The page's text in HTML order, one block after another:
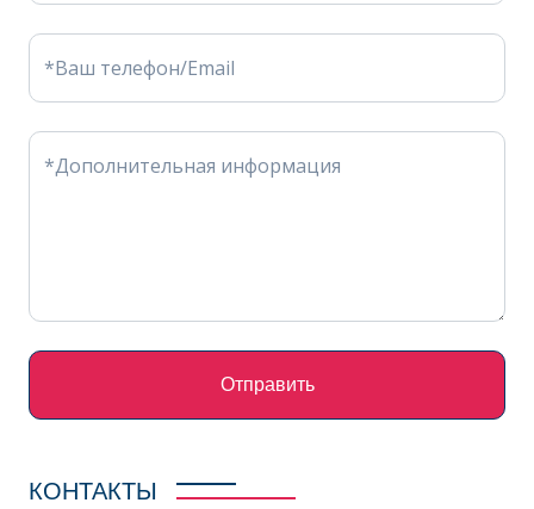
*Ваш телефон/Email
*Дополнительная информация
Отправить
КОНТАКТЫ